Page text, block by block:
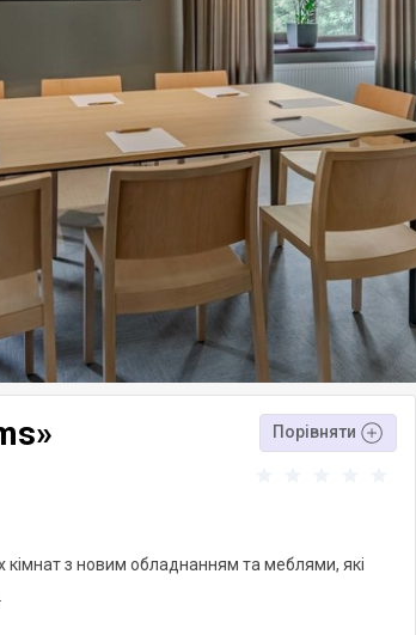
Порівняти
з новим обладнанням та меблями, які